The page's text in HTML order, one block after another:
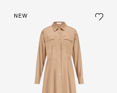
NEW